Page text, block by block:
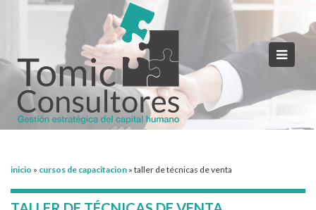
inicio » cursos de capacitacion » taller de técnicas de venta